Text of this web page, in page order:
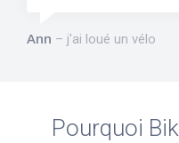
Ann j'ai loué un vélo
Pourquoi